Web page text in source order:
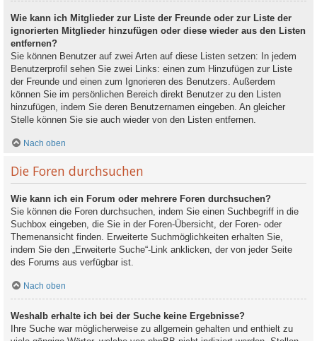
Wie kann ich Mitglieder zur Liste der Freunde oder zur Liste der
ignorierten Mitglieder hinzufügen oder diese wieder aus den Listen
entfernen?
Sie können Benutzer auf zwei Arten auf diese Listen setzen: In jedem
Benutzerprofil sehen Sie zwei Links: einen zum Hinzufügen zur Liste
der Freunde und einen zum Ignorieren des Benutzers. Außerdem
können Sie im persönlichen Bereich direkt Benutzer zu den Listen
hinzufügen, indem Sie deren Benutzernamen eingeben. An gleicher
Stelle können Sie sie auch wieder von den Listen entfernen.
Nach oben
Die Foren durchsuchen
Wie kann ich ein Forum oder mehrere Foren durchsuchen?
Sie können die Foren durchsuchen, indem Sie einen Suchbegriff in die
Suchbox eingeben, die Sie in der Foren-Übersicht, der Foren- oder
Themenansicht finden. Erweiterte Suchmöglichkeiten erhalten Sie,
indem Sie den „Erweiterte Suche“-Link anklicken, der von jeder Seite
des Forums aus verfügbar ist.
Nach oben
Weshalb erhalte ich bei der Suche keine Ergebnisse?
Ihre Suche war möglicherweise zu allgemein gehalten und enthielt zu